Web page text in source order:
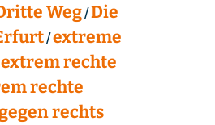
Weg Die
extreme
extrem rechte
rechte
rechts